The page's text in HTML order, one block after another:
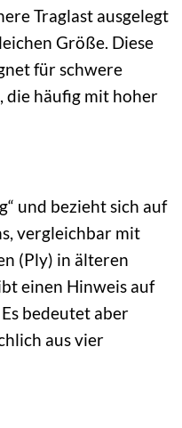
Traglast ausgelegt
Größe. Diese
für schwere
die häufig mit hoher
und bezieht sich auf
vergleichbar mit
(Ply) in älteren
einen Hinweis auf
bedeutet aber
aus vier